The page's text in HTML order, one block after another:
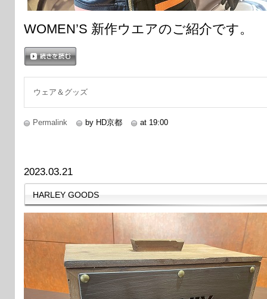
WOMEN’S 新作ウエアのご紹介です。
ウェア＆グッズ
Permalink by HD京都 at 19:00
2023.03.21
HARLEY GOODS